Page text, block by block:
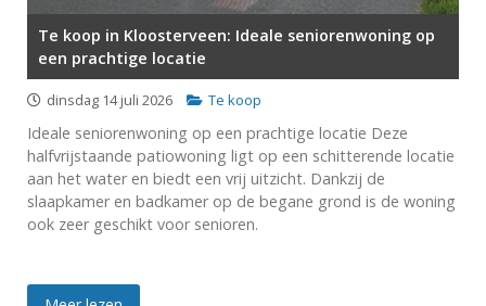
Te koop in Kloosterveen: Ideale seniorenwoning op
een prachtige locatie
dinsdag 14 juli 2026 Te koop
Ideale seniorenwoning op een prachtige locatie Deze
halfvrijstaande patiowoning ligt op een schitterende locatie
aan het water en biedt een vrij uitzicht. Dankzij de
slaapkamer en badkamer op de begane grond is de woning
ook zeer geschikt voor senioren.